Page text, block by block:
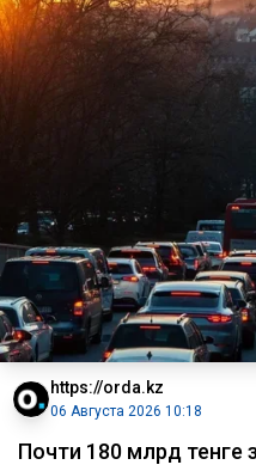
https://orda.kz
06 Августа 2026 10:18
Почти 180 млрд тенге